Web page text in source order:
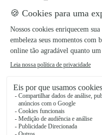
Floristas da
principais
São Domingos de
Alverca do Ribatejo
Linda-a-Velha
Paço de Arcos